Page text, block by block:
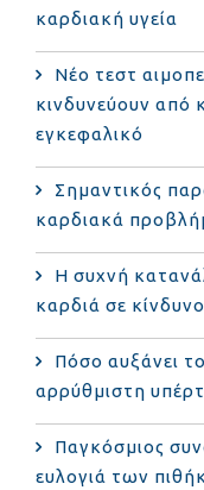
καρδιακή υγεία
Νέο τεστ
κινδυνεύουν από
εγκεφαλικό
Σημαντικός
καρδιακά
Η συχνή
καρδιά σε κίνδυνο
Πόσο αυξάνει
αρρύθμιστη
Παγκόσμιος
ευλογιά των